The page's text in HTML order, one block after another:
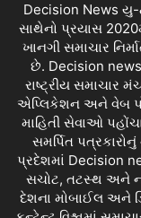
Decision News
સાથેનો પ્રયાસ
ખાનગી સમાચાર
છે. Decision
રાષ્ટ્રીય સમાચાર
એપ્લિકેશન અને વેબ
માહિતી સેવાઓ
સમર્પિત
પ્રદેશમાં Decision
સચોટ, તટસ્થ અને
દેશના મોબાઈલ અને